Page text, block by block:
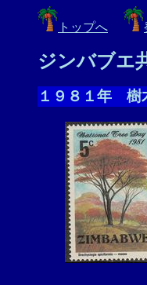
トップへ
ジンバブエ
１９８１年 樹